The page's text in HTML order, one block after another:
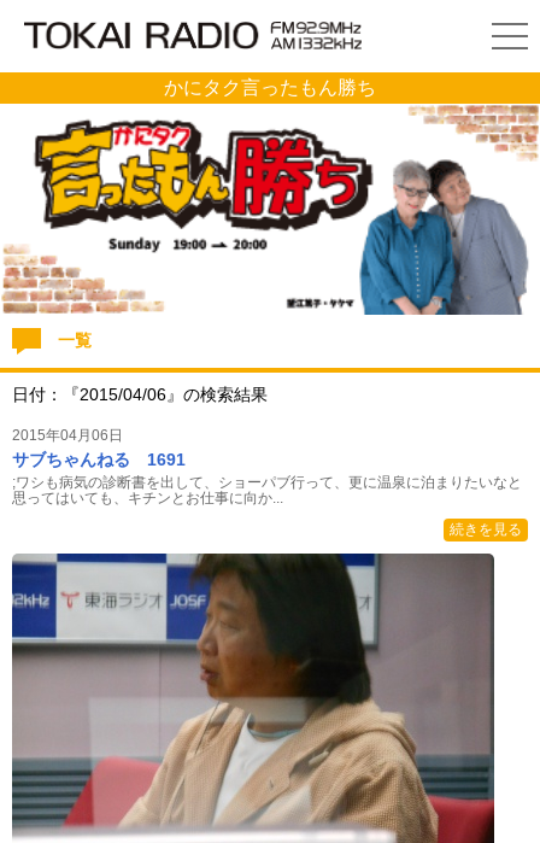
かにタク言ったもん勝ち
一覧
日付：『2015/04/06』の検索結果
2015年04月06日
サブちゃんねる 1691
;ワシも病気の診断書を出して、ショーパブ行って、更に温泉に泊まりたいなと
思ってはいても、キチンとお仕事に向か...
続きを見る